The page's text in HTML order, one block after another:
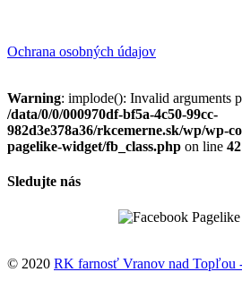
Ochrana osobných údajov
Warning: implode(): Invalid arguments
/data/0/0/000970df-bf5a-4c50-99cc-
982d3e378a36/rkcemerne.sk/wp/wp-
pagelike-widget/fb_class.php on line 42
Sledujte nás
© 2020 RK farnosť Vranov nad Topľou